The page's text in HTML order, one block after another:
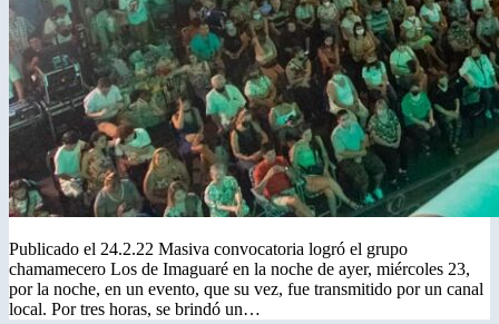
Publicado el 24.2.22 Masiva convocatoria logró el grupo
chamamecero Los de Imaguaré en la noche de ayer, miércoles 23,
por la noche, en un evento, que su vez, fue transmitido por un canal
local. Por tres horas, se brindó un…